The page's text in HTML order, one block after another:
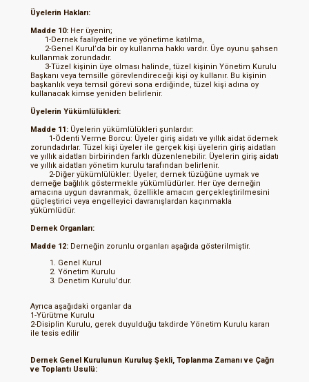
Üyelerin Hakları:
Madde 10: Her üyenin;
1-Dernek faaliyetlerine ve yönetime katılma,
2-Genel Kurul’da bir oy kullanma hakkı vardır. Üye oyunu şahsen
kullanmak zorundadır.
3-Tüzel kişinin üye olması halinde, tüzel kişinin Yönetim Kurulu
Başkanı veya temsille görevlendireceği kişi oy kullanır. Bu kişinin
başkanlık veya temsil görevi sona erdiğinde, tüzel kişi adına oy
kullanacak kimse yeniden belirlenir.
Üyelerin Yükümlülükleri:
Madde 11: Üyelerin yükümlülükleri şunlardır:
1-Ödenti Verme Borcu: Üyeler giriş aidatı ve yıllık aidat ödemek
zorundadırlar. Tüzel kişi üyeler ile gerçek kişi üyelerin giriş aidatları
ve yıllık aidatları birbirinden farklı düzenlenebilir. Üyelerin giriş aidatı
ve yıllık aidatları yönetim kurulu tarafından belirlenir.
2-Diğer yükümlülükler: Üyeler, dernek tüzüğüne uymak ve
derneğe bağlılık göstermekle yükümlüdürler. Her üye derneğin
amacına uygun davranmak, özellikle amacın gerçekleştirilmesini
güçleştirici veya engelleyici davranışlardan kaçınmakla
yükümlüdür.
Dernek Organları:
Madde 12: Derneğin zorunlu organları aşağıda gösterilmiştir.
Genel Kurul
Yönetim Kurulu
Denetim Kurulu’dur.
Ayrıca aşağıdaki organlar da
1-Yürütme Kurulu
2-Disiplin Kurulu, gerek duyulduğu takdirde Yönetim Kurulu kararı
ile tesis edilir
Dernek Genel Kurulunun Kuruluş Şekli, Toplanma Zamanı ve Çağrı
ve Toplantı Usulü: